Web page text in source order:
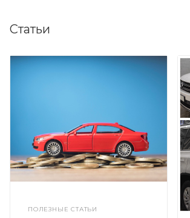
Статьи
ПОЛЕЗНЫЕ СТАТЬИ